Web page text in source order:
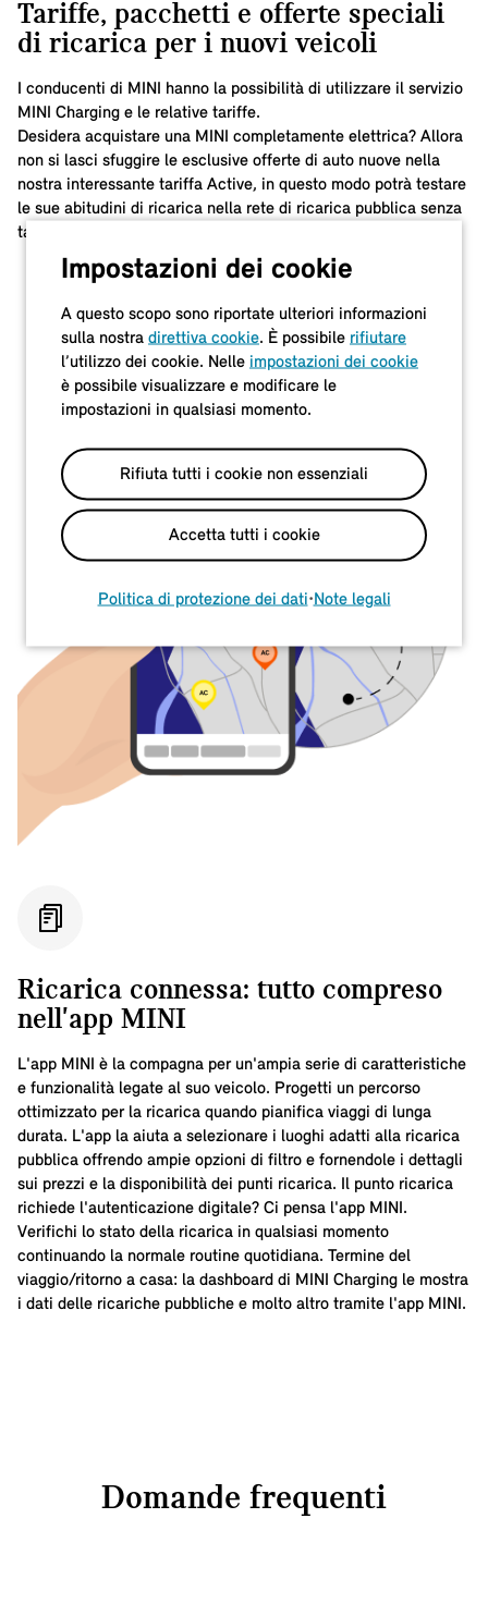
Tariffe, pacchetti e offerte speciali
di ricarica per i nuovi veicoli
I conducenti di MINI hanno la possibilità di utilizzare il servizio
MINI Charging e le relative tariffe.
Desidera acquistare una MINI completamente elettrica? Allora
non si lasci sfuggire le esclusive offerte di auto nuove nella
nostra interessante tariffa Active, in questo modo potrà testare
le sue abitudini di ricarica nella rete di ricarica pubblica senza
tariffa base.
Ricarica connessa: tutto compreso
nell'app MINI
L'app MINI è la compagna per un'ampia serie di caratteristiche
e funzionalità legate al suo veicolo. Progetti un percorso
ottimizzato per la ricarica quando pianifica viaggi di lunga
durata. L'app la aiuta a selezionare i luoghi adatti alla ricarica
pubblica offrendo ampie opzioni di filtro e fornendole i dettagli
sui prezzi e la disponibilità dei punti ricarica. Il punto ricarica
richiede l'autenticazione digitale? Ci pensa l'app MINI.
Verifichi lo stato della ricarica in qualsiasi momento
continuando la normale routine quotidiana. Termine del
viaggio/ritorno a casa: la dashboard di MINI Charging le mostra
i dati delle ricariche pubbliche e molto altro tramite l'app MINI.
Domande frequenti
Impostazioni dei cookie
A questo scopo sono riportate ulteriori informazioni
sulla nostra direttiva cookie. È possibile rifiutare
l’utilizzo dei cookie. Nelle impostazioni dei cookie
è possibile visualizzare e modificare le
impostazioni in qualsiasi momento.
Rifiuta tutti i cookie non essenziali
Accetta tutti i cookie
Politica di protezione dei dati•Note legali